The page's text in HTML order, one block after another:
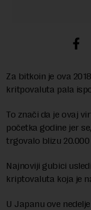
Za bitkoin je ova
kritpovaluta pala
To znači da je ovaj
početka godine jer
trgovalo blizu
Najnoviji gubici
kriptovaluta koja je
U Japanu ove